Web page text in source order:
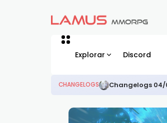
Explorar Discord
CHANGELOGS Changelogs 01/